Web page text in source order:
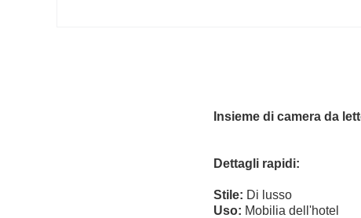
Insieme di camera da
Dettagli rapidi:
Stile: Di
Uso: Mobilia